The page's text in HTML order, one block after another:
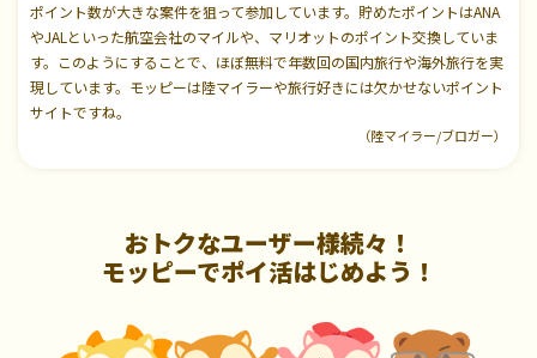
ポイント数が大きな案件を狙って参加しています。貯めたポイントはANA
やJALといった航空会社のマイルや、マリオットのポイント交換していま
す。このようにすることで、ほぼ無料で年数回の国内旅行や海外旅行を実
現しています。モッピーは陸マイラーや旅行好きには欠かせないポイント
サイトですね。
（陸マイラー/ブロガー）
おトクなユーザー様続々！
モッピーでポイ活はじめよう！